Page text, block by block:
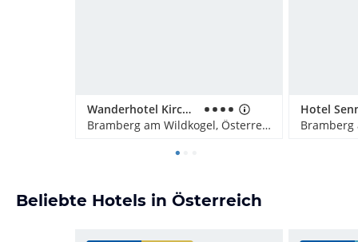
Wanderhotel Kirchner
Bramberg am Wildkogel, Österreich
Beliebte Hotels in Österreich